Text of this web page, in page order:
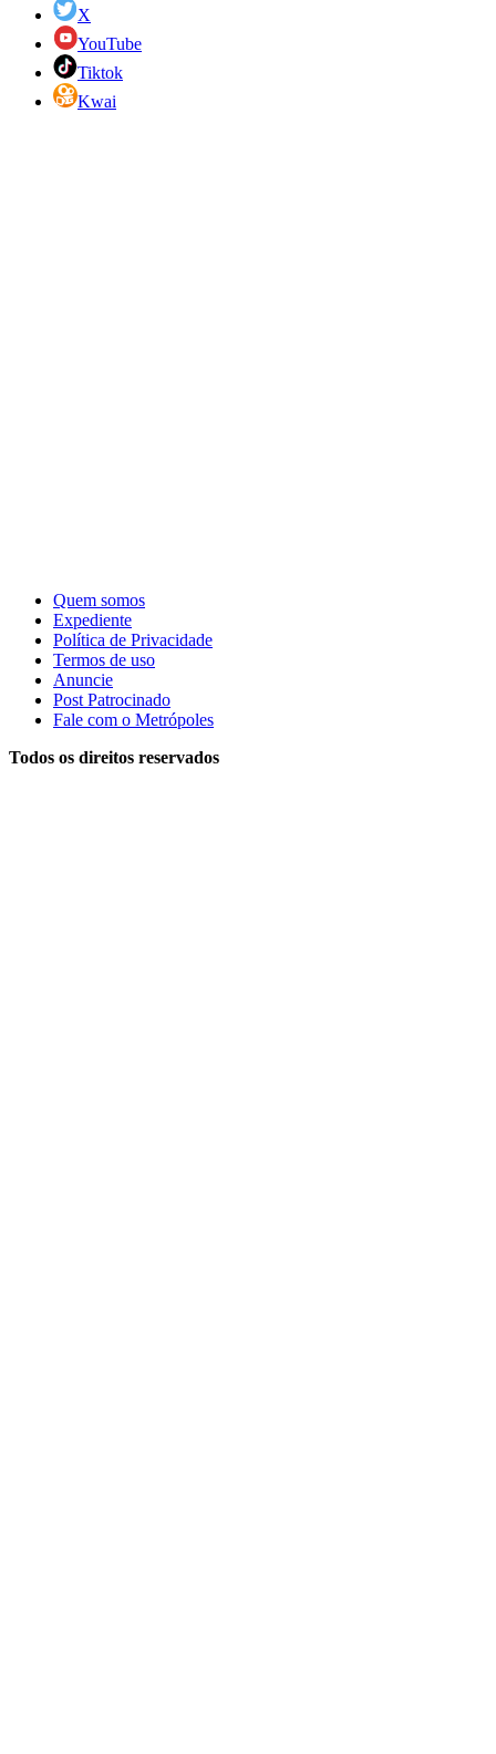
X
YouTube
Tiktok
Kwai
Quem somos
Expediente
Política de Privacidade
Termos de uso
Anuncie
Post Patrocinado
Fale com o Metrópoles
Todos os direitos reservados